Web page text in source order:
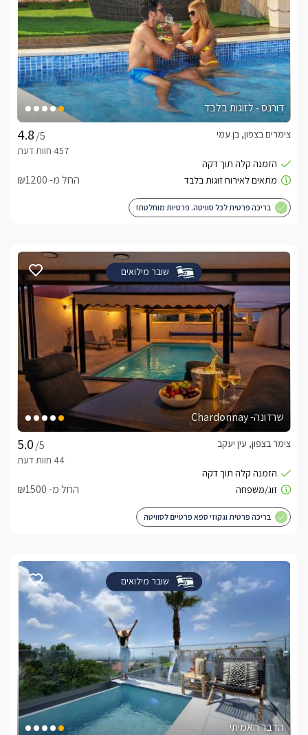
דורנס - לזוגות בלבד
/5
צימרים בצפון, בן עמי
החל מ- ₪1200
בריכה פרטית לכל סוויטה. פרטיות מוחלטת!
שובר מילואים
שרדונה- Chardonnay
/5
צימר בצפון, עין יעקב
החל מ- ₪1500
בריכה פרטית וגקוזי ספא פרטיים לסוויטה
שובר מילואים
הדבר האמיתי